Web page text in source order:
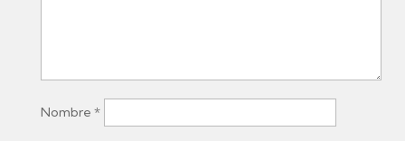
Nombre *